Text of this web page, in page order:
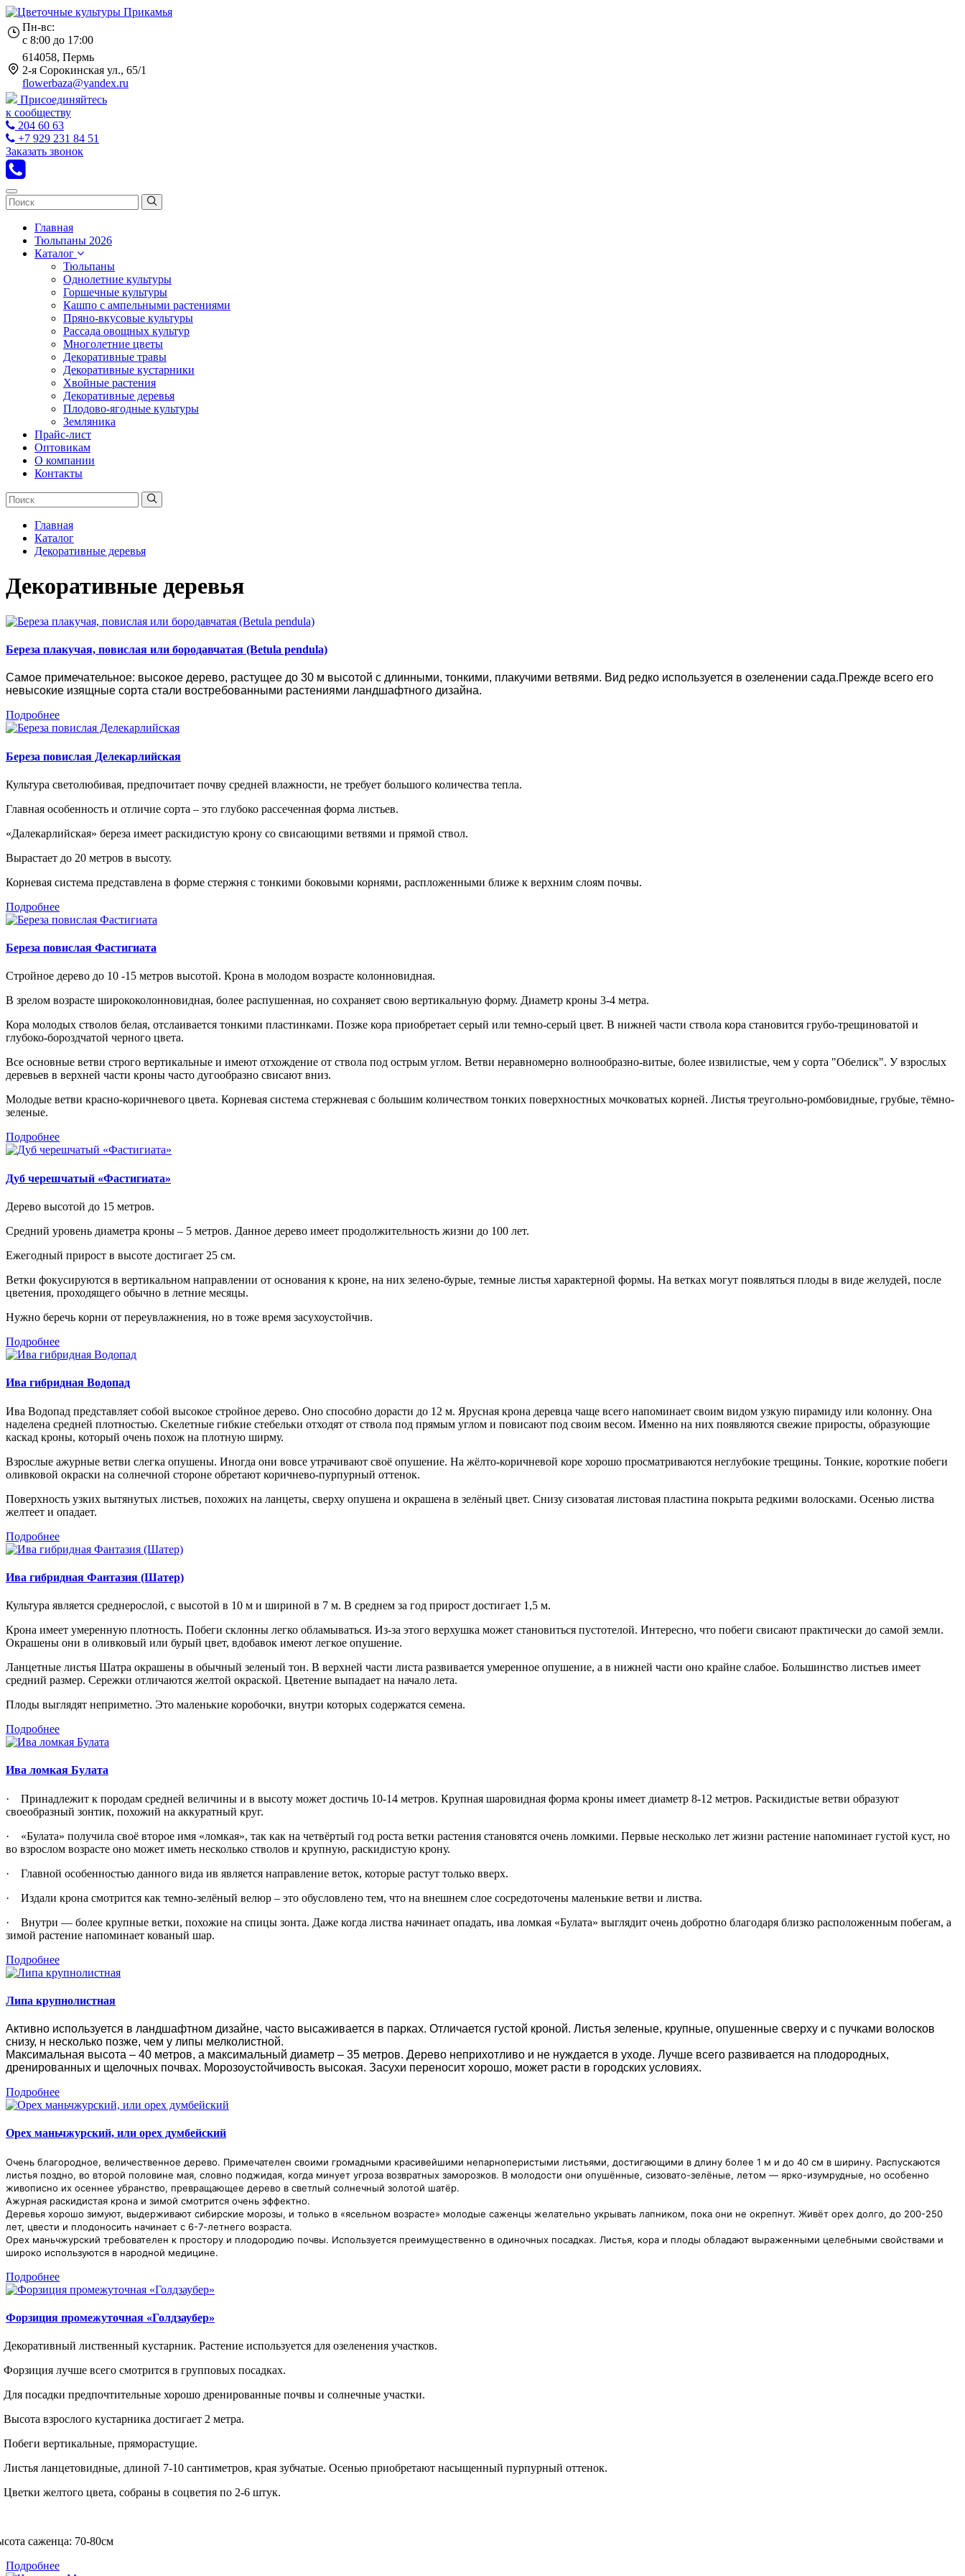
Пн-вс:
с 8:00 до 17:00
614058, Пермь
2-я Сорокинская ул., 65/1
flowerbaza@yandex.ru
Присоединяйтесь
к сообществу
204 60 63
+7 929 231 84 51
Заказать звонок
Главная
Тюльпаны 2026
Каталог
Тюльпаны
Однолетние культуры
Горшечные культуры
Кашпо с ампельными растениями
Пряно-вкусовые культуры
Рассада овощных культур
Многолетние цветы
Декоративные травы
Декоративные кустарники
Хвойные растения
Декоративные деревья
Плодово-ягодные культуры
Земляника
Прайс-лист
Оптовикам
О компании
Контакты
Главная
Каталог
Декоративные деревья
Декоративные деревья
Береза плакучая, повислая или бородавчатая (Betula pendula)
Самое примечательное: высокое дерево, растущее до 30 м высотой с длинными, тонкими, плакучими ветвями. Вид редко используется в озеленении сада.Прежде всего его
невысокие изящные сорта стали востребованными растениями ландшафтного дизайна.
Подробнее
Береза повислая Делекарлийская
Культура светолюбивая, предпочитает почву средней влажности, не требует большого количества тепла.
Главная особенность и отличие сорта – это глубоко рассеченная форма листьев.
«Далекарлийская» береза имеет раскидистую крону со свисающими ветвями и прямой ствол.
Вырастает до 20 метров в высоту.
Корневая система представлена в форме стержня с тонкими боковыми корнями, распложенными ближе к верхним слоям почвы.
Подробнее
Береза повислая Фастигиата
Стройное дерево до 10 -15 метров высотой. Крона в молодом возрасте колонновидная.
В зрелом возрасте ширококолонновидная, более распушенная, но сохраняет свою вертикальную форму. Диаметр кроны 3-4 метра.
Кора молодых стволов белая, отслаивается тонкими пластинками. Позже кора приобретает серый или темно-серый цвет. В нижней части ствола кора становится грубо-трещиноватой и
глубоко-бороздчатой черного цвета.
Все основные ветви строго вертикальные и имеют отхождение от ствола под острым углом. Ветви неравномерно волнообразно-витые, более извилистые, чем у сорта "Обелиск". У взрослых
деревьев в верхней части кроны часто дугообразно свисают вниз.
Молодые ветви красно-коричневого цвета. Корневая система стержневая с большим количеством тонких поверхностных мочковатых корней. Листья треугольно-ромбовидные, грубые, тёмно-
зеленые.
Подробнее
Дуб черешчатый «Фастигиата»
Дерево высотой до 15 метров.
Средний уровень диаметра кроны – 5 метров. Данное дерево имеет продолжительность жизни до 100 лет.
Ежегодный прирост в высоте достигает 25 см.
Ветки фокусируются в вертикальном направлении от основания к кроне, на них зелено-бурые, темные листья характерной формы. На ветках могут появляться плоды в виде желудей, после
цветения, проходящего обычно в летние месяцы.
Нужно беречь корни от переувлажнения, но в тоже время засухоустойчив.
Подробнее
Ива гибридная Водопад
Ива Водопад представляет собой высокое стройное дерево. Оно способно дорасти до 12 м. Ярусная крона деревца чаще всего напоминает своим видом узкую пирамиду или колонну. Она
наделена средней плотностью. Скелетные гибкие стебельки отходят от ствола под прямым углом и повисают под своим весом. Именно на них появляются свежие приросты, образующие
каскад кроны, который очень похож на плотную ширму.
Взрослые ажурные ветви слегка опушены. Иногда они вовсе утрачивают своё опушение. На жёлто-коричневой коре хорошо просматриваются неглубокие трещины. Тонкие, короткие побеги
оливковой окраски на солнечной стороне обретают коричнево-пурпурный оттенок.
Поверхность узких вытянутых листьев, похожих на ланцеты, сверху опушена и окрашена в зелёный цвет. Снизу сизоватая листовая пластина покрыта редкими волосками. Осенью листва
желтеет и опадает.
Подробнее
Ива гибридная Фантазия (Шатер)
Культура является среднерослой, с высотой в 10 м и шириной в 7 м. В среднем за год прирост достигает 1,5 м.
Крона имеет умеренную плотность. Побеги склонны легко обламываться. Из-за этого верхушка может становиться пустотелой. Интересно, что побеги свисают практически до самой земли.
Окрашены они в оливковый или бурый цвет, вдобавок имеют легкое опушение.
Ланцетные листья Шатра окрашены в обычный зеленый тон. В верхней части листа развивается умеренное опушение, а в нижней части оно крайне слабое. Большинство листьев имеет
средний размер. Сережки отличаются желтой окраской. Цветение выпадает на начало лета.
Плоды выглядят неприметно. Это маленькие коробочки, внутри которых содержатся семена.
Подробнее
Ива ломкая Булата
·
Принадлежит к породам средней величины и в высоту может достичь 10-14 метров. Крупная шаровидная форма кроны имеет диаметр 8-12 метров. Раскидистые ветви образуют
своеобразный зонтик, похожий на аккуратный круг.
·
«Булата» получила своё второе имя «ломкая», так как на четвёртый год роста ветки растения становятся очень ломкими. Первые несколько лет жизни растение напоминает густой куст, но
во взрослом возрасте оно может иметь несколько стволов и крупную, раскидистую крону.
·
Главной особенностью данного вида ив является направление веток, которые растут только вверх.
·
Издали крона смотрится как темно-зелёный велюр – это обусловлено тем, что на внешнем слое сосредоточены маленькие ветви и листва.
·
Внутри — более крупные ветки, похожие на спицы зонта. Даже когда листва начинает опадать, ива ломкая «Булата» выглядит очень добротно благодаря близко расположенным побегам, а
зимой растение напоминает кованый шар.
Подробнее
Липа крупнолистная
Активно используется в ландшафтном дизайне, часто высаживается в парках. Отличается густой кроной. Листья зеленые, крупные, опушенные сверху и с пучками волосков
снизу, н несколько позже, чем у липы мелколистной.
Максимальная высота – 40 метров, а максимальный диаметр – 35 метров. Дерево неприхотливо и не нуждается в уходе. Лучше всего развивается на плодородных,
дренированных и щелочных почвах. Морозоустойчивость высокая. Засухи переносит хорошо, может расти в городских условиях.
Подробнее
Орех маньчжурский, или орех думбейский
Очень благородное, величественное дерево. Примечателен своими громадными красивейшими непарноперистыми листьями, достигающими в длину более 1 м и до 40 см в ширину. Распускаются
листья поздно, во второй половине мая, словно поджидая, когда минует угроза возвратных заморозков. В молодости они опушённые, сизовато-зелёные, летом — ярко-изумрудные, но особенно
живописно их осеннее убранство, превращающее дерево в светлый солнечный золотой шатёр.
Ажурная раскидистая крона и зимой смотрится очень эффектно.
Деревья хорошо зимуют, выдерживают сибирские морозы, и только в «ясельном возрасте» молодые саженцы желательно укрывать лапником, пока они не окрепнут. Живёт орех долго, до 200-250
лет, цвести и плодоносить начинает с 6-7-летнего возраста.
Орех маньчжурский требователен к простору и плодородию почвы. Используется преимущественно в одиночных посадках. Листья, кора и плоды обладают выраженными целебными свойствами и
широко используются в народной медицине.
Подробнее
Форзиция промежуточная «Голдзаубер»
Декоративный лиственный кустарник. Растение используется для озеленения участков.
Форзиция лучше всего смотрится в групповых посадках.
Для посадки предпочтительные хорошо дренированные почвы и солнечные участки.
Высота взрослого кустарника достигает 2 метра.
Побеги вертикальные, пряморастущие.
Листья ланцетовидные, длиной 7-10 сантиметров, края зубчатые. Осенью приобретают насыщенный пурпурный оттенок.
Цветки желтого цвета, собраны в соцветия по 2-6 штук.
саженца: 70-80см
Подробнее